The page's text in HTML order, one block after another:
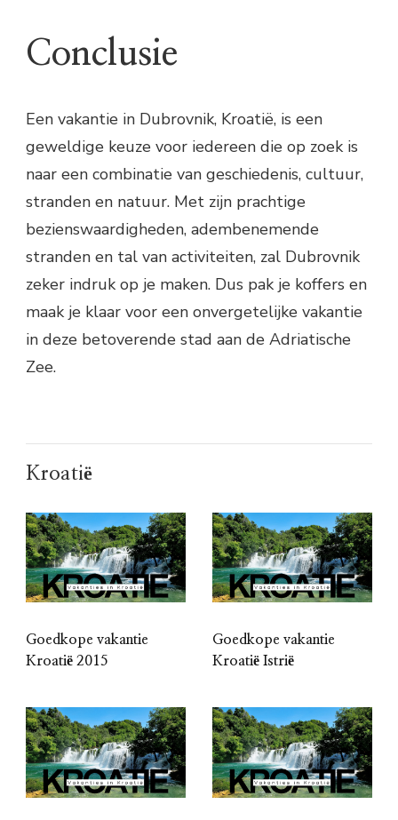
Conclusie
Een vakantie in Dubrovnik, Kroatië, is een
geweldige keuze voor iedereen die op zoek is
naar een combinatie van geschiedenis, cultuur,
stranden en natuur. Met zijn prachtige
bezienswaardigheden, adembenemende
stranden en tal van activiteiten, zal Dubrovnik
zeker indruk op je maken. Dus pak je koffers en
maak je klaar voor een onvergetelijke vakantie
in deze betoverende stad aan de Adriatische
Zee.
Kroatië
Goedkope vakantie
Kroatië 2015
Goedkope vakantie
Kroatië Istrië